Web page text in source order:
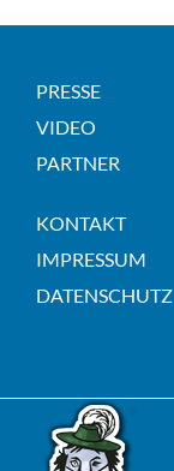
PRESSE
VIDEO
PARTNER
KONTAKT
IMPRESSUM
DATENSCHUTZ